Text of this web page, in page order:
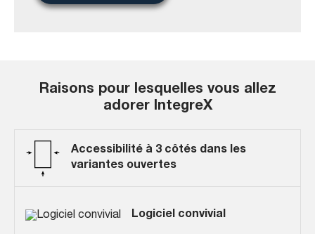
Raisons pour lesquelles vous allez
adorer IntegreX
Accessibilité à 3 côtés dans les
variantes ouvertes
Logiciel convivial